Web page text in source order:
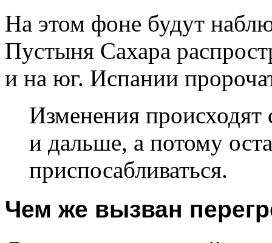
На этом фоне будут
Пустыня Сахара
и на юг. Испании
Изменения происходят
и дальше, а потому
приспосабливаться.
Чем же вызван